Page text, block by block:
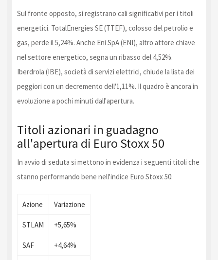
Sul fronte opposto, si registrano cali significativi per i titoli
energetici. TotalEnergies SE (TTEF), colosso del petrolio e
gas, perde il 5,24%. Anche Eni SpA (ENI), altro attore chiave
nel settore energetico, segna un ribasso del 4,52%.
Iberdrola (IBE), società di servizi elettrici, chiude la lista dei
peggiori con un decremento dell'1,11%. Il quadro è ancora in
evoluzione a pochi minuti dall'apertura.
Titoli azionari in guadagno
all'apertura di Euro Stoxx 50
In avvio di seduta si mettono in evidenza i seguenti titoli che
stanno performando bene nell'indice Euro Stoxx 50:
Azione Variazione
STLAM +5,65%
SAF +4,64%